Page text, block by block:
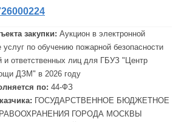
закупки: Аукцион в электронной
по обучению пожарной безопасности
и ответственных лиц для ГБУЗ "Центр
ДЗМ" в 2026 году
по: 44-ФЗ
ГОСУДАРСТВЕННОЕ БЮДЖЕТНОЕ
ГОРОДА МОСКВЫ